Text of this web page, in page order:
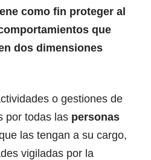
como fin proteger al
que
dos dimensiones
o gestiones de
por todas las personas
las tengan a su cargo,
vigiladas por la